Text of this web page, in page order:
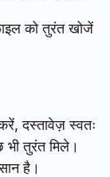
को तुरंत खोजें
दस्तावेज़ स्वतः
तुरंत मिले।
है।